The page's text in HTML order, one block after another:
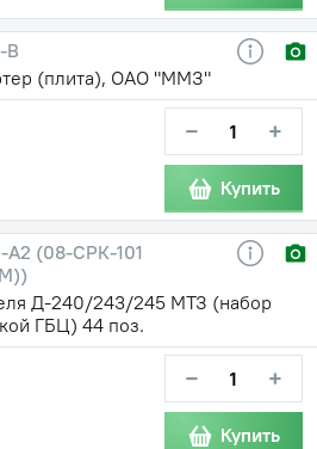
В
(плита), ОАО "ММЗ"
− +
Купить
А2 (08-СРК-101
Д-240/243/245 МТЗ (набор
ГБЦ) 44 поз.
− +
Купить